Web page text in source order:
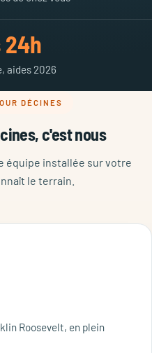
24h
aides 2026
DÉCINES
c'est nous
équipe installée sur votre
le terrain.
Roosevelt, en plein